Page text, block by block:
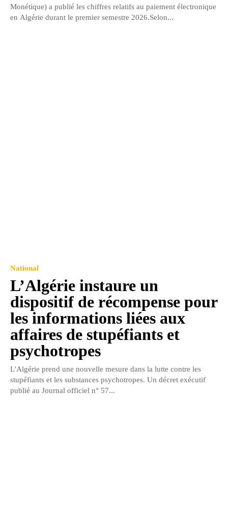
Monétique) a publié les chiffres relatifs au paiement électronique
en Algérie durant le premier semestre 2026.Selon...
National
L’Algérie instaure un
dispositif de récompense pour
les informations liées aux
affaires de stupéfiants et
psychotropes
L'Algérie prend une nouvelle mesure dans la lutte contre les
stupéfiants et les substances psychotropes. Un décret exécutif
publié au Journal officiel n° 57...